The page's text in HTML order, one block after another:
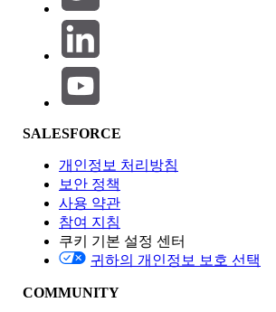
제품 영역
기능 영향
Edition
SALESFORCE
개인정보 처리방침
보안 정책
사용 약관
참여 지침
쿠키 기본 설정 센터
귀하의 개인정보 보호 선택
COMMUNITY